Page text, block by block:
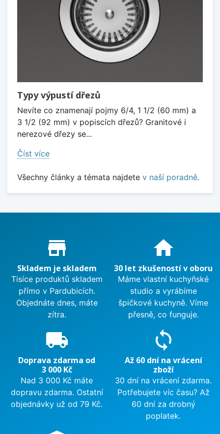
Typy výpustí dřezů
Nevíte co znamenají pojmy 6/4, 1 1/2 (60 mm) a
3 1/2 (92 mm) v popiscích dřezů? Granitové i
nerezové dřezy se...
Číst více
Všechny články a témata najdete v naší poradně.
Proč nakupovat u nás?
store_mall_directory
Skladem je skladem
Tisíce produktů skladem
přímo v Pardubicích.
Objednáte dnes, máte
zítra.
home
30 let zkušeností v oboru
Máme vlastní kuchyňské
studio a vyrábíme
špičkové kuchyně. Víme
přesně, co funguje.
local_shipping
Doprava zdarma od
3 000 Kč
Nad 3 000 Kč máte
dopravu zdarma. Ostatní
objednávky už od 79 Kč.
sync
Až 60 dní na vrácení
zboží
30 dní na vrácení zdarma.
Potřebujete víc času? Až
60 dní za drobný
poplatek.